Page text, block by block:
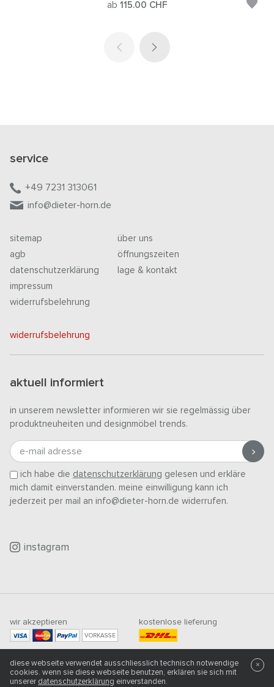
ab 115.00 CHF
service
+49 7231 313061
info@dieter-horn.de
sitemap
agb
datenschutzerklärung
impressum
widerrufsbelehrung
über uns
öffnungszeiten
lage & kontakt
widerrufsbelehrung
aktuell informiert
in unserem newsletter informieren wir sie regelmässig über
produktneuheiten und designmöbel trends.
e-mail adresse
ich habe die datenschutzerklärung gelesen und erkläre
mich damit einverstanden. meine einwilligung kann ich
jederzeit per mail an info@dieter-horn.de widerrufen.
instagram
wir akzeptieren
VORKASSE
kostenlose lieferung
mindestbestellwert
500CHF
diese webseite verwendet ausschliesslich technisch notwendige
cookies. wenn sie diese webseite benutzen, erklären sie sich mit
unserer datenschutzerklärung einverstanden.
×